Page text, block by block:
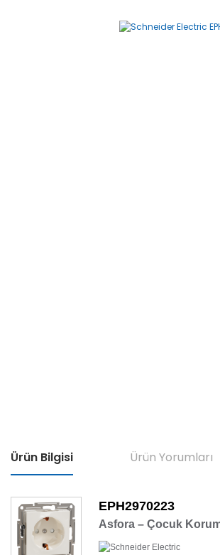
Ürün Bilgisi Ürün Yorumları
EPH2970223
Asfora – Çocuk